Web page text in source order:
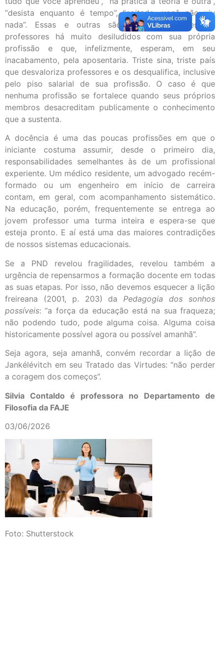
“desista enquanto é tempo”, “coitado, você não viu
nada”. Essas e outras são falas recorrentes de
professores há muito desiludidos com sua própria
profissão e que, infelizmente, esperam, em seu
inacabamento, pela aposentaria. Triste sina, triste país
que desvaloriza professores e os desqualifica, inclusive
pelo piso salarial de sua profissão. O caso é que
nenhuma profissão se fortalece quando seus próprios
membros desacreditam publicamente o conhecimento
que a sustenta.
A docência é uma das poucas profissões em que o
iniciante costuma assumir, desde o primeiro dia,
responsabilidades semelhantes às de um profissional
experiente. Um médico residente, um advogado recém-
formado ou um engenheiro em início de carreira
contam, em geral, com acompanhamento sistemático.
Na educação, porém, frequentemente se entrega ao
jovem professor uma turma inteira e espera-se que
esteja pronto. E aí está uma das maiores contradições
de nossos sistemas educacionais.
Se a PND revelou fragilidades, revelou também a
urgência de repensarmos a formação docente em todas
as suas etapas. Por isso, não devemos esquecer a lição
freireana (2001, p. 203) da Pedagogia dos sonhos
possíveis: “a força da educação está na sua fraqueza;
não podendo tudo, pode alguma coisa. Alguma coisa
historicamente possível agora ou possível amanhã”.
Seja agora, seja amanhã, convém recordar a lição de
Jankélévitch em seu Tratado das Virtudes: “não perder
a coragem dos começos”.
Silvia Contaldo é professora no Departamento de
Filosofia da FAJE
03/06/2026
Foto: Shutterstock